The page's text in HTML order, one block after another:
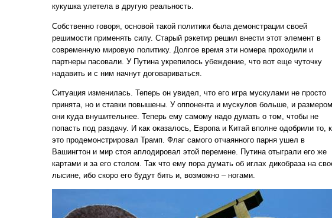
кукушка улетела в другую реальность.
Собственно говоря, основой такой политики была демонстрации своей
решимости применять силу. Старый рэкетир решил внести этот элемент в
современную мировую политику. Долгое время эти номера проходили и
партнеры пасовали. У Путина укрепилось убеждение, что вот еще чуточку
надавить и с ним начнут договариваться.
Ситуация изменилась. Теперь он увидел, что его игра мускулами не просто
принята, но и ставки повышены. У оппонента и мускулов больше, и размером
они куда внушительнее. Теперь ему самому надо думать о том, чтобы не
попасть под раздачу. И как оказалось, Европа и Китай вполне одобрили то,
это продемонстрировал Трамп. Флаг самого отчаянного парня ушел в
Вашингтон и мир стоя аплодировал этой перемене. Путина отыграли его же
картами и за его столом. Так что ему пора думать об иглах дикобраза на
лысине, ибо скоро его будут бить и, возможно – ногами.